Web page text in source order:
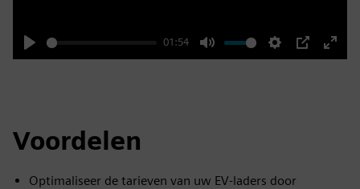
Play
01:54
Mute Settings
PIP
Enter
Voordelen
Optimaliseer de tarieven van uw EV-laders door